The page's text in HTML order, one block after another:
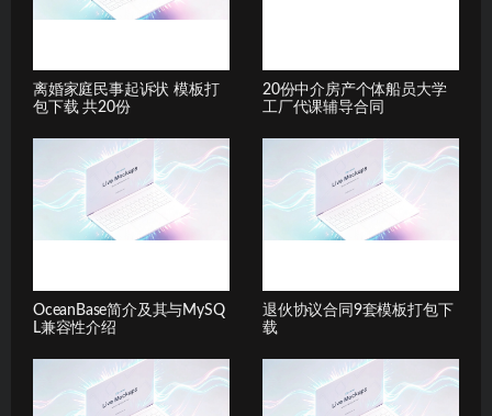
离婚家庭民事起诉状 模板打
包下载 共20份
20份中介房产个体船员大学
工厂代课辅导合同
OceanBase简介及其与MySQ
L兼容性介绍
退伙协议合同9套模板打包下
载